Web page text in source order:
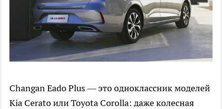
Changan Eado Plus — это одноклассник моделей
Kia Cerato или Toyota Corolla: даже колесная